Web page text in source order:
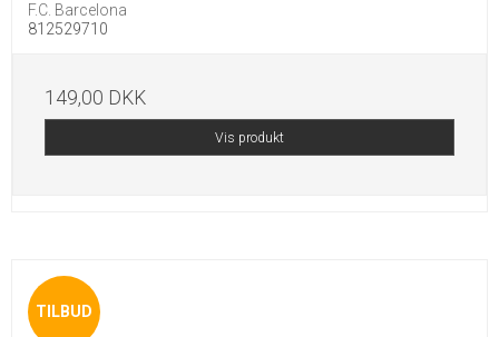
F.C. Barcelona
812529710
149,00 DKK
Vis produkt
TILBUD